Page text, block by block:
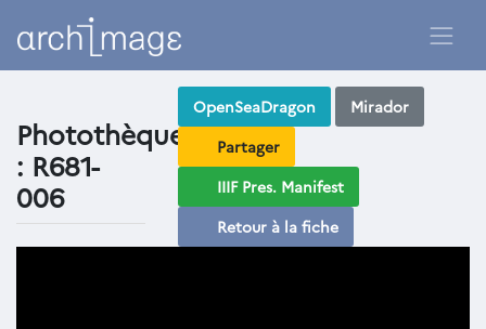
Photothèque
: R681-
006
OpenSeaDragon
Mirador
Partager
IIIF Pres. Manifest
Retour à la fiche